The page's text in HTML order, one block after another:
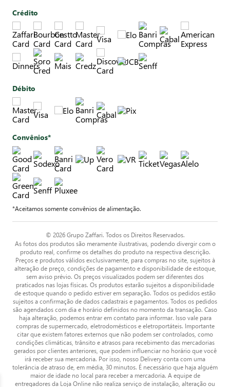
Crédito
Débito
Convênios*
*Aceitamos somente convênios de alimentação.
© 2026 Grupo Zaffari. Todos os Direitos Reservados.
As fotos dos produtos são meramente ilustrativas, podendo divergir com o
produto real, confirme os detalhes do produto na respectiva descrição.
Preços e produtos válidos exclusivamente, para compras no site, sujeitos à
alteração de preço, condições de pagamento e disponibilidade de estoque,
sem aviso prévio. Os preços visualizados podem ser diferentes dos
praticados nas lojas físicas. Os produtos estarão sujeitos a disponibilidade
de estoque quando o pedido estiver em separação. Todos os pedidos estão
sujeitos a confirmação de dados cadastrais e pagamentos. Todos os pedidos
são agendados com dia e horário definidos no momento da transação. Caso
haja alteração, podemos entrar em contato para informar. Isso vale para
compras de supermercado, eletrodomésticos e eletroportáteis. Importante
citar que existem fatores externos que não podem ser controlados, como
condições climáticas, trânsito e atrasos para recebimento das mercadorias
gerados por clientes anteriores, que podem influenciar no horário que você
irá receber sua mercadoria. Por isso, nosso Delivery conta com uma
tolerância de atraso de, em média, 30 minutos. É necessário que haja alguém
maior de idade no local para receber a mercadoria. A equipe de
entregadores da Loja Online não realiza serviço de instalação, alteração ou